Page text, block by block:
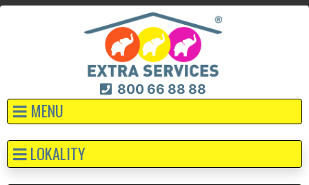
800 66 88 88
MENU
LOKALITY